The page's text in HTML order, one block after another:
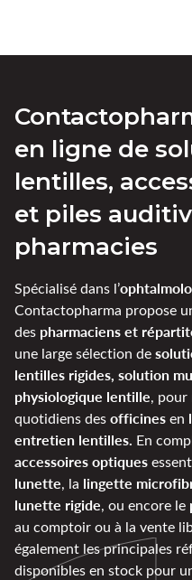
en ligne de
lentilles,
et piles
pharmacies
Spécialisé dans l’
Contactopharma propose
des pharmaciens et
une large sélection de
lentilles rigides, solution
physiologique lentille, pour
quotidiens desofficinesen
entretien lentilles. En
accessoires optiques
lunette, la lingette
lunette rigide, ou encore le
au comptoir ou à la vente
également les principales
disponibles en stock pour